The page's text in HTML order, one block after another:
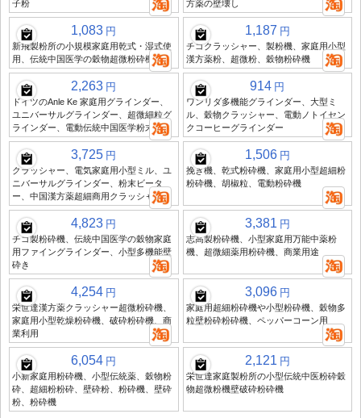
子粉
方薬の壁壊し
1,083 円
新飛製粉所の小規模家庭用乾式・湿式使
用、伝統中国医学の穀物超微粉砕機壁壊
1,187 円
チゴクラッシャー、製粉機、家庭用小型
漢方薬粉、超微粉、穀物粉砕機
2,263 円
ドイツのAnle Ke 家庭用グラインダー、
ユニバーサルグラインダー、超微細粒グ
ラインダー、電動伝統中国医学粉末
914 円
ワンリダ多機能グラインダー、大型ミ
ル、穀物クラッシャー、電動ノトイセン
クコーヒーグラインダー
3,725 円
クラッシャー、電気家庭用小型ミル、ユ
ニバーサルグラインダー、粉末ビータ
ー、中国漢方薬超細商用クラッシャー
1,506 円
挽き機、乾式粉砕機、家庭用小型超細粉
粉砕機、胡椒粒、電動粉砕機
4,823 円
チゴ製粉砕機、伝統中国医学の穀物家庭
用ファイングラインダー、小型多機能壁
砕き
3,381 円
志高製粉砕機、小型家庭用万能中薬粉
機、超微細薬用粉砕機、商業用途
4,254 円
栄世達漢方薬クラッシャー超微粉砕機、
家庭用小型乾燥粉砕機、破砕粉砕機、商
業利用
3,096 円
家庭用超細粉砕機や小型粉砕機、穀物多
粒壁粉砕粉砕機、ペッパーコーン用
6,054 円
小新家庭用粉砕機、小型伝統薬、穀物粉
砕、超細粉粉砕、壁砕粉、粉砕機、壁砕
粉、粉砕機
2,121 円
栄世達家庭製粉所の小型伝統中医粉砕穀
物超微粉機壁破砕粉砕機